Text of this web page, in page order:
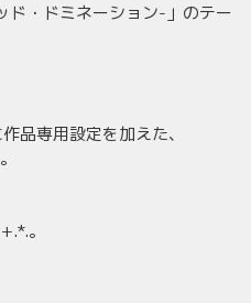
・ドミネーション-」のテー
品専用設定を加えた、
｡